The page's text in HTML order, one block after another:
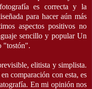
es correcta y la
para hacer aún más
aspectos positivos no
sencillo y popular Un
"tostón".
elitista y simplista.
comparación con esta, es
En mi opinión nos